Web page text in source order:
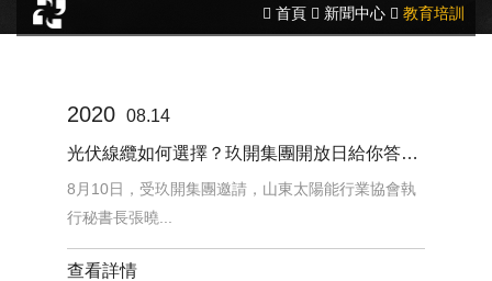
首頁  新聞中心  教育培訓
2020 08.14
光伏線纜如何選擇？玖開集團開放日給你答案！
8月10日，受玖開集團邀請，山東太陽能行業協會執
行秘書長張曉...
查看詳情